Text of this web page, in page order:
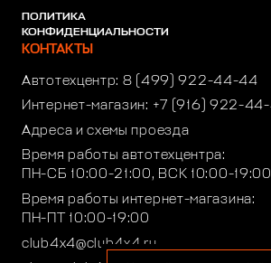
ПОЛИТИКА
КОНФИДЕНЦИАЛЬНОСТИ
КОНТАКТЫ
Автотехцентр: 8 (499) 922-44-44
Интернет-магазин: +7 (916) 922-
Адреса и схемы проезда
Время работы автотехцентра:
ПН-СБ 10:00-21:00, ВСК 10:00-19:00
Время работы интернет-магазина:
ПН-ПТ 10:00-19:00
club4x4@club4x4.ru